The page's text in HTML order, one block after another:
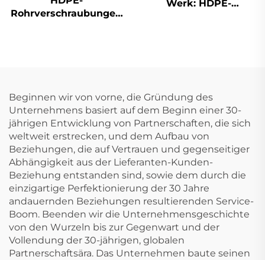
Rohrverschraubungen
Werk: HDPE-
Beginnen wir von vorne, die Gründung des
Unternehmens basiert auf dem Beginn einer 30-
jährigen Entwicklung von Partnerschaften, die sich
weltweit erstrecken, und dem Aufbau von
Beziehungen, die auf Vertrauen und gegenseitiger
Abhängigkeit aus der Lieferanten-Kunden-
Beziehung entstanden sind, sowie dem durch die
einzigartige Perfektionierung der 30 Jahre
andauernden Beziehungen resultierenden Service-
Boom. Beenden wir die Unternehmensgeschichte
von den Wurzeln bis zur Gegenwart und der
Vollendung der 30-jährigen, globalen
Partnerschaftsära. Das Unternehmen baute seinen